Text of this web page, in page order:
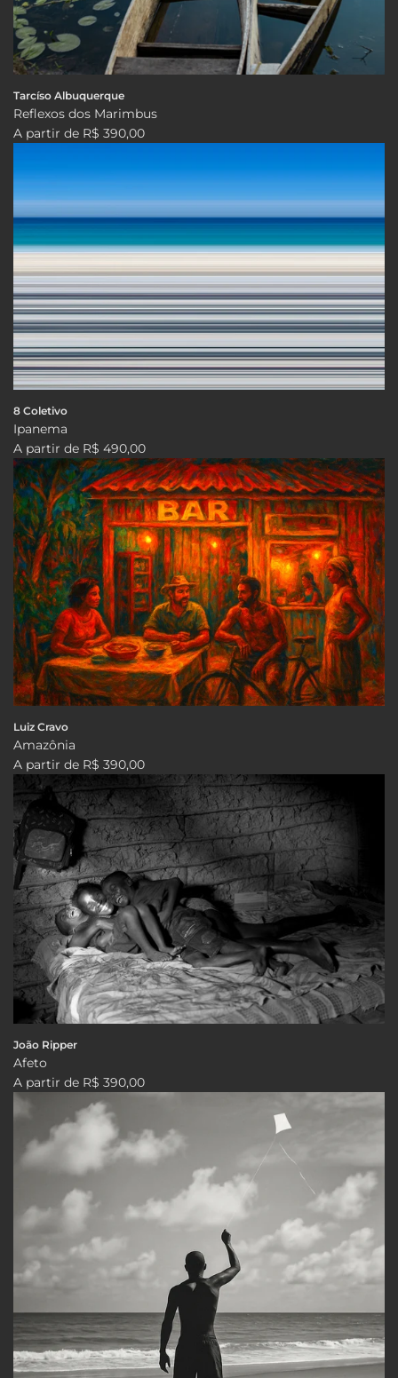
Tarcíso Albuquerque
Reflexos dos Marimbus
A partir de R$ 390,00
8 Coletivo
Ipanema
A partir de R$ 490,00
Luiz Cravo
Amazônia
A partir de R$ 390,00
João Ripper
Afeto
A partir de R$ 390,00